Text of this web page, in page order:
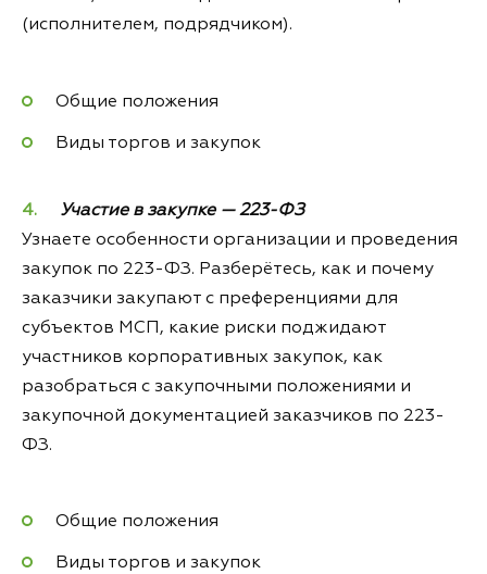
(исполнителем, подрядчиком).
Общие положения
Виды торгов и закупок
Участие в закупке — 223-ФЗ
Узнаете особенности организации и проведения
закупок по 223-ФЗ. Разберётесь, как и почему
заказчики закупают с преференциями для
субъектов МСП, какие риски поджидают
участников корпоративных закупок, как
разобраться с закупочными положениями и
закупочной документацией заказчиков по 223-
ФЗ.
Общие положения
Виды торгов и закупок